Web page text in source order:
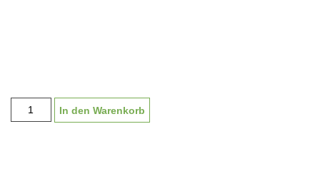
Pokal
Serie
In den Warenkorb